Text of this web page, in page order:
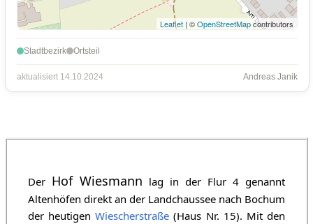
Leaflet | ©OpenStreetMapcontributors
Stadtbezirk Ortsteil
aktualisiert 14.10.2024 Andreas Janik
Der Hof Wiesmann lag in der Flur 4 genannt
Altenhöfen direkt an der Landchaussee nach Bochum
der heutigenWiescherstraße (Haus Nr. 15). Mit den